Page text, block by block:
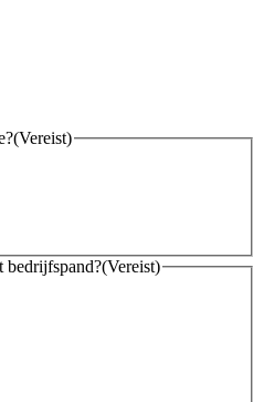
(Vereist)
bedrijfspand?(Vereist)